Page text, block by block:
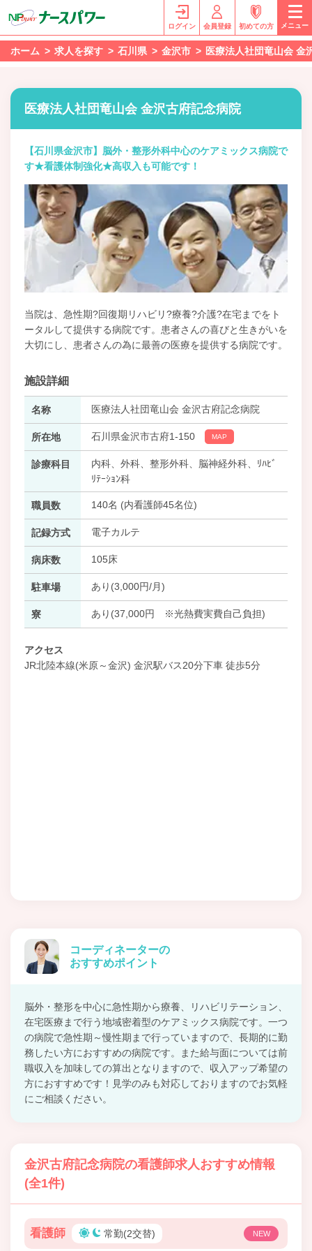
ログイン 会員登録 初めての方 メニュー
ホーム 求人を探す 石川県 金沢市 医療法人社団竜山会 金
医療法人社団竜山会 金沢古府記念病院
【石川県金沢市】脳外・整形外科中心のケアミックス病院で
す★看護体制強化★高収入も可能です！
当院は、急性期?回復期リハビリ?療養?介護?在宅までをト
ータルして提供する病院です。患者さんの喜びと生きがいを
大切にし、患者さんの為に最善の医療を提供する病院です。
施設詳細
名称 医療法人社団竜山会 金沢古府記念病院
所在地 石川県金沢市古府1-150 MAP
診療科目
内科、外科、整形外科、脳神経外科、ﾘﾊﾋﾞ
ﾘﾃｰｼｮﾝ科
職員数 140名 (内看護師45名位)
記録方式 電子カルテ
病床数 105床
駐車場 あり(3,000円/月)
寮 あり(37,000円 ※光熱費実費自己負担)
アクセス
JR北陸本線(米原～金沢) 金沢駅バス20分下車 徒歩5分
コーディネーターの
おすすめポイント
脳外・整形を中心に急性期から療養、リハビリテーション、
在宅医療まで行う地域密着型のケアミックス病院です。一つ
の病院で急性期～慢性期まで行っていますので、長期的に勤
務したい方におすすめの病院です。また給与面については前
職収入を加味しての算出となりますので、収入アップ希望の
方におすすめです！見学のみも対応しておりますのでお気軽
にご相談ください。
金沢古府記念病院の看護師求人おすすめ情報
(全1件)
看護師 常勤(2交替) NEW